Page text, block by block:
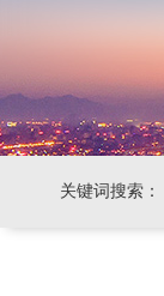
关键词搜索：